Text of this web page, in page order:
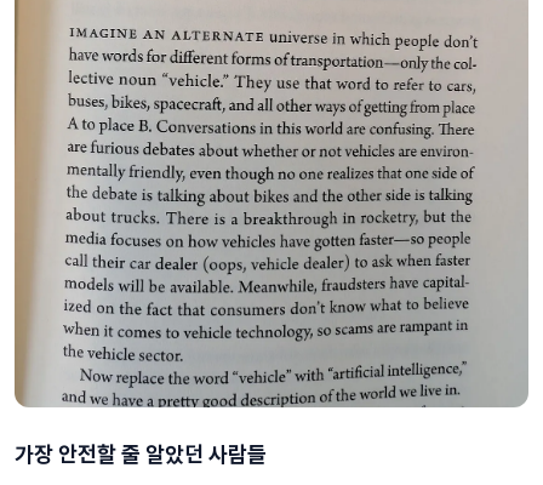
가장 안전할 줄 알았던 사람들